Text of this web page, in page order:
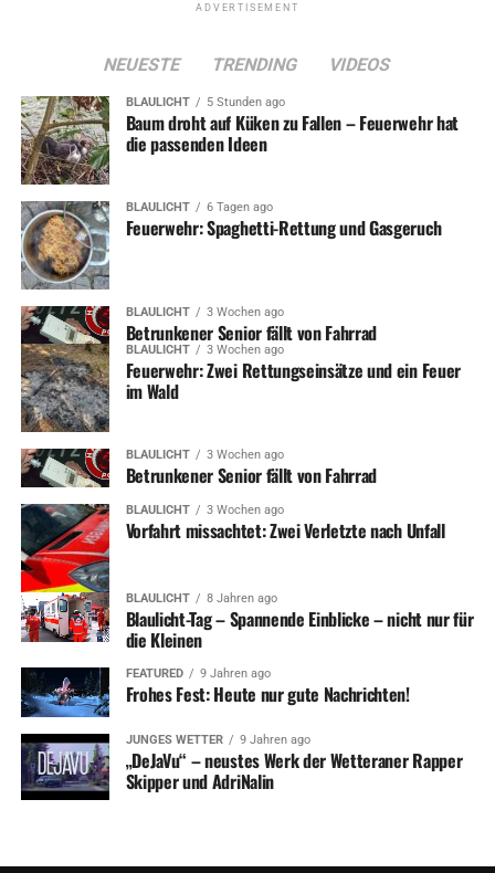
ADVERTISEMENT
NEUESTE TRENDING VIDEOS
BLAULICHT 5 Stunden ago
Baum droht auf Küken zu Fallen – Feuerwehr hat
die passenden Ideen
BLAULICHT 6 Tagen ago
Feuerwehr: Spaghetti-Rettung und Gasgeruch
BLAULICHT 3 Wochen ago
Betrunkener Senior fällt von Fahrrad
BLAULICHT 3 Wochen ago
Feuerwehr: Zwei Rettungseinsätze und ein Feuer
im Wald
BLAULICHT 3 Wochen ago
Betrunkener Senior fällt von Fahrrad
BLAULICHT 3 Wochen ago
Vorfahrt missachtet: Zwei Verletzte nach Unfall
BLAULICHT 8 Jahren ago
Blaulicht-Tag – Spannende Einblicke – nicht nur für
die Kleinen
FEATURED 9 Jahren ago
Frohes Fest: Heute nur gute Nachrichten!
JUNGES WETTER 9 Jahren ago
„DeJaVu“ – neustes Werk der Wetteraner Rapper
Skipper und AdriNalin